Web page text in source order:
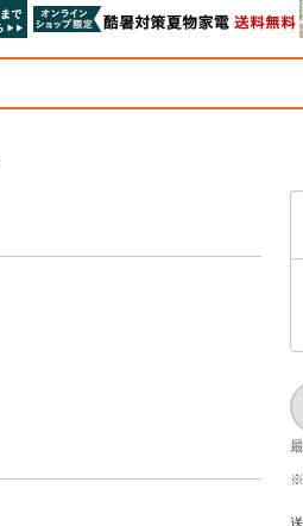
※